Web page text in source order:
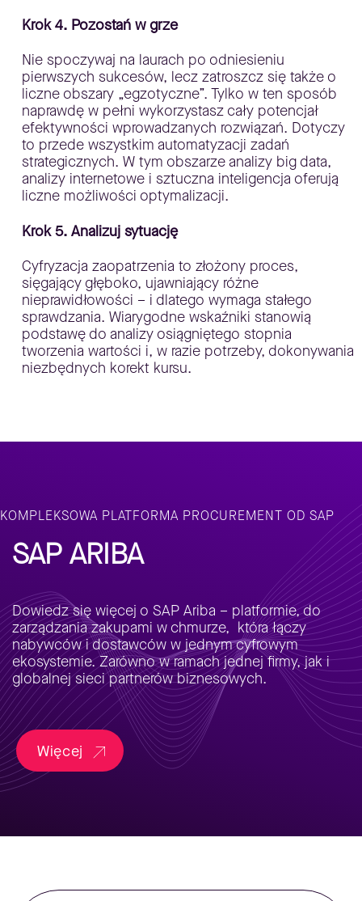
Krok 4. Pozostań w grze
Nie spoczywaj na laurach po odniesieniu
pierwszych sukcesów, lecz zatroszcz się także o
liczne obszary „egzotyczne”. Tylko w ten sposób
naprawdę w pełni wykorzystasz cały potencjał
efektywności wprowadzanych rozwiązań. Dotyczy
to przede wszystkim automatyzacji zadań
strategicznych. W tym obszarze analizy big data,
analizy internetowe i sztuczna inteligencja oferują
liczne możliwości optymalizacji.
Krok 5. Analizuj sytuację
Cyfryzacja zaopatrzenia to złożony proces,
sięgający głęboko, ujawniający różne
nieprawidłowości – i dlatego wymaga stałego
sprawdzania. Wiarygodne wskaźniki stanowią
podstawę do analizy osiągniętego stopnia
tworzenia wartości i, w razie potrzeby, dokonywania
niezbędnych korekt kursu.
KOMPLEKSOWA PLATFORMA PROCUREMENT OD SAP
SAP ARIBA
Dowiedz się więcej o SAP Ariba – platformie, do
zarządzania zakupami w chmurze, która łączy
nabywców i dostawców w jednym cyfrowym
ekosystemie. Zarówno w ramach jednej firmy, jak i
globalnej sieci partnerów biznesowych.
Więcej